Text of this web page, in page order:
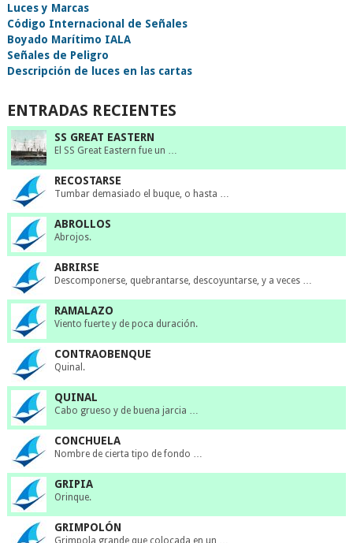
Luces y Marcas
Código Internacional de Señales
Boyado Marítimo IALA
Señales de Peligro
Descripción de luces en las cartas
ENTRADAS RECIENTES
SS GREAT EASTERN
El SS Great Eastern fue un …
RECOSTARSE
Tumbar demasiado el buque, o hasta …
ABROLLOS
Abrojos.
ABRIRSE
Descomponerse, quebrantarse, descoyuntarse, y a veces …
RAMALAZO
Viento fuerte y de poca duración.
CONTRAOBENQUE
Quinal.
QUINAL
Cabo grueso y de buena jarcia …
CONCHUELA
Nombre de cierta tipo de fondo …
GRIPIA
Orinque.
GRIMPOLÓN